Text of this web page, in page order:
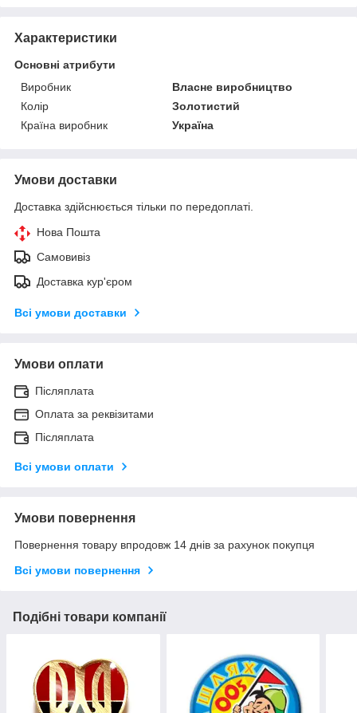
Характеристики
Основні атрибути
Виробник
Власне виробництво
Колір
Золотистий
Країна виробник
Україна
Умови доставки
Доставка здійснюється тільки по передоплаті.
Нова Пошта
Самовивіз
Доставка кур'єром
Всі умови доставки
Умови оплати
Післяплата
Оплата за реквізитами
Післяплата
Всі умови оплати
Умови повернення
Повернення товару впродовж 14 днів за рахунок покупця
Всі умови повернення
Подібні товари компанії